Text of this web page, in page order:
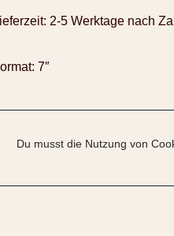
2-5 Werktage nach
7″
Du musst die Nutzung von